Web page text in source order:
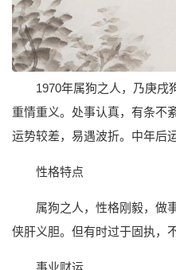
1970年属狗之人，乃庚戌
重情重义。处事认真，有条不
运势较差，易遇波折。中年后
性格特点
属狗之人，性格刚毅，做
侠肝义胆。但有时过于固执，
事业财运